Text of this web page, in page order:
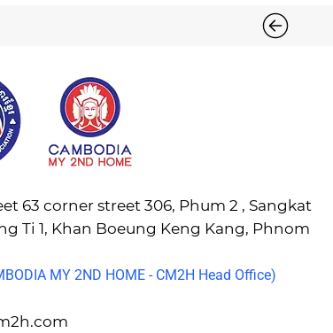
63 corner street 306, Phum 2 , Sangkat
Ti 1, Khan Boeung Keng Kang, Phnom
MY 2ND HOME - CM2H Head Office)